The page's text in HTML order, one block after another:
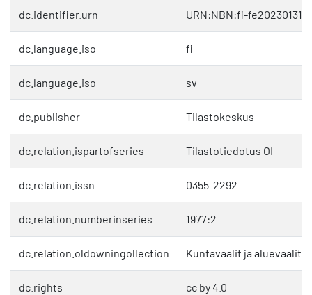
dc.identifier.urn URN:NBN:fi-
dc.language.iso fi
dc.language.iso sv
dc.publisher Tilastokeskus
dc.relation.ispartofseries Tilastotiedotus OI
dc.relation.issn 0355-2292
dc.relation.numberinseries 1977:2
dc.relation.oldowningollection Kuntavaalit ja aluevaalit
dc.rights cc by 4.0